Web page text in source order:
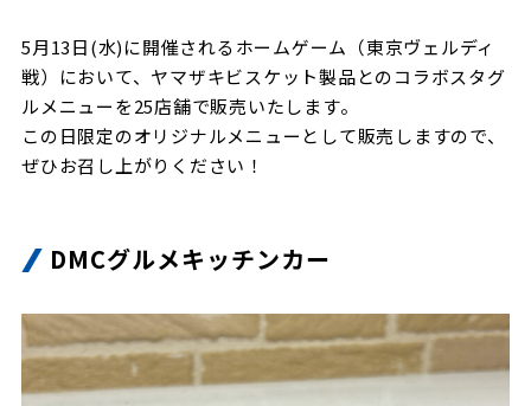
グッズ
ホームタウン活動
スクール
チケット購入手順
チケット販売スケジュール
️スタジアムを知る
スタジアムマップ
観戦方法を知る
スタジアム観戦ガイド
ＦＣ町田ゼルビアについて
選手・スタッフ紹介
ファンになるトップ
ファンクラブ
クラブゼルビスタへの入会
トレーニングの見学・ファンサービス
ボランティア
グッズを買う
グッズを買うトップ
ユニフォーム
ホームタウントップ
ゼルビアアシスト協賛企業一覧
パートナー
パートナートップ
パートナー企業一覧
5月13日(水)に開催されるホームゲーム（東京ヴェルディ
戦）において、ヤマザキビスケット製品とのコラボスタグ
ルメニューを25店舗で販売いたします。
この日限定のオリジナルメニューとして販売しますので、
ぜひお召し上がりください！
DMCグルメキッチンカー